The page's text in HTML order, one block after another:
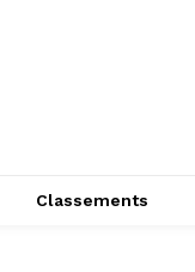
Classements